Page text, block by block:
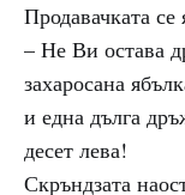
Продавачката се
– Не Ви остава
захаросана
и една дълга
десет лева!
Скръндзата